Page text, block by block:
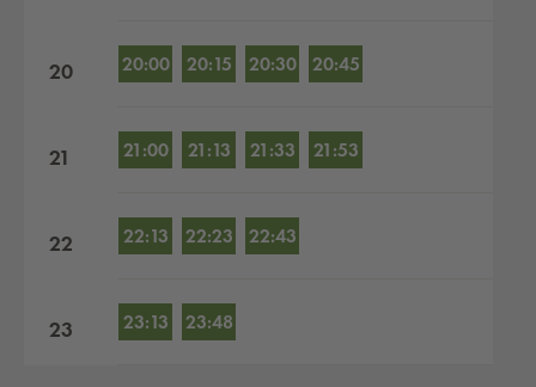
20 20:00 20:15 20:30 20:45
21 21:00 21:13 21:33 21:53
22 22:13 22:23 22:43
23 23:13 23:48